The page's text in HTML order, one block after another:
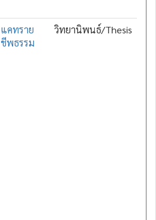
แคทราย
ชีพธรรม
วิทยานิพนธ์/Thesis